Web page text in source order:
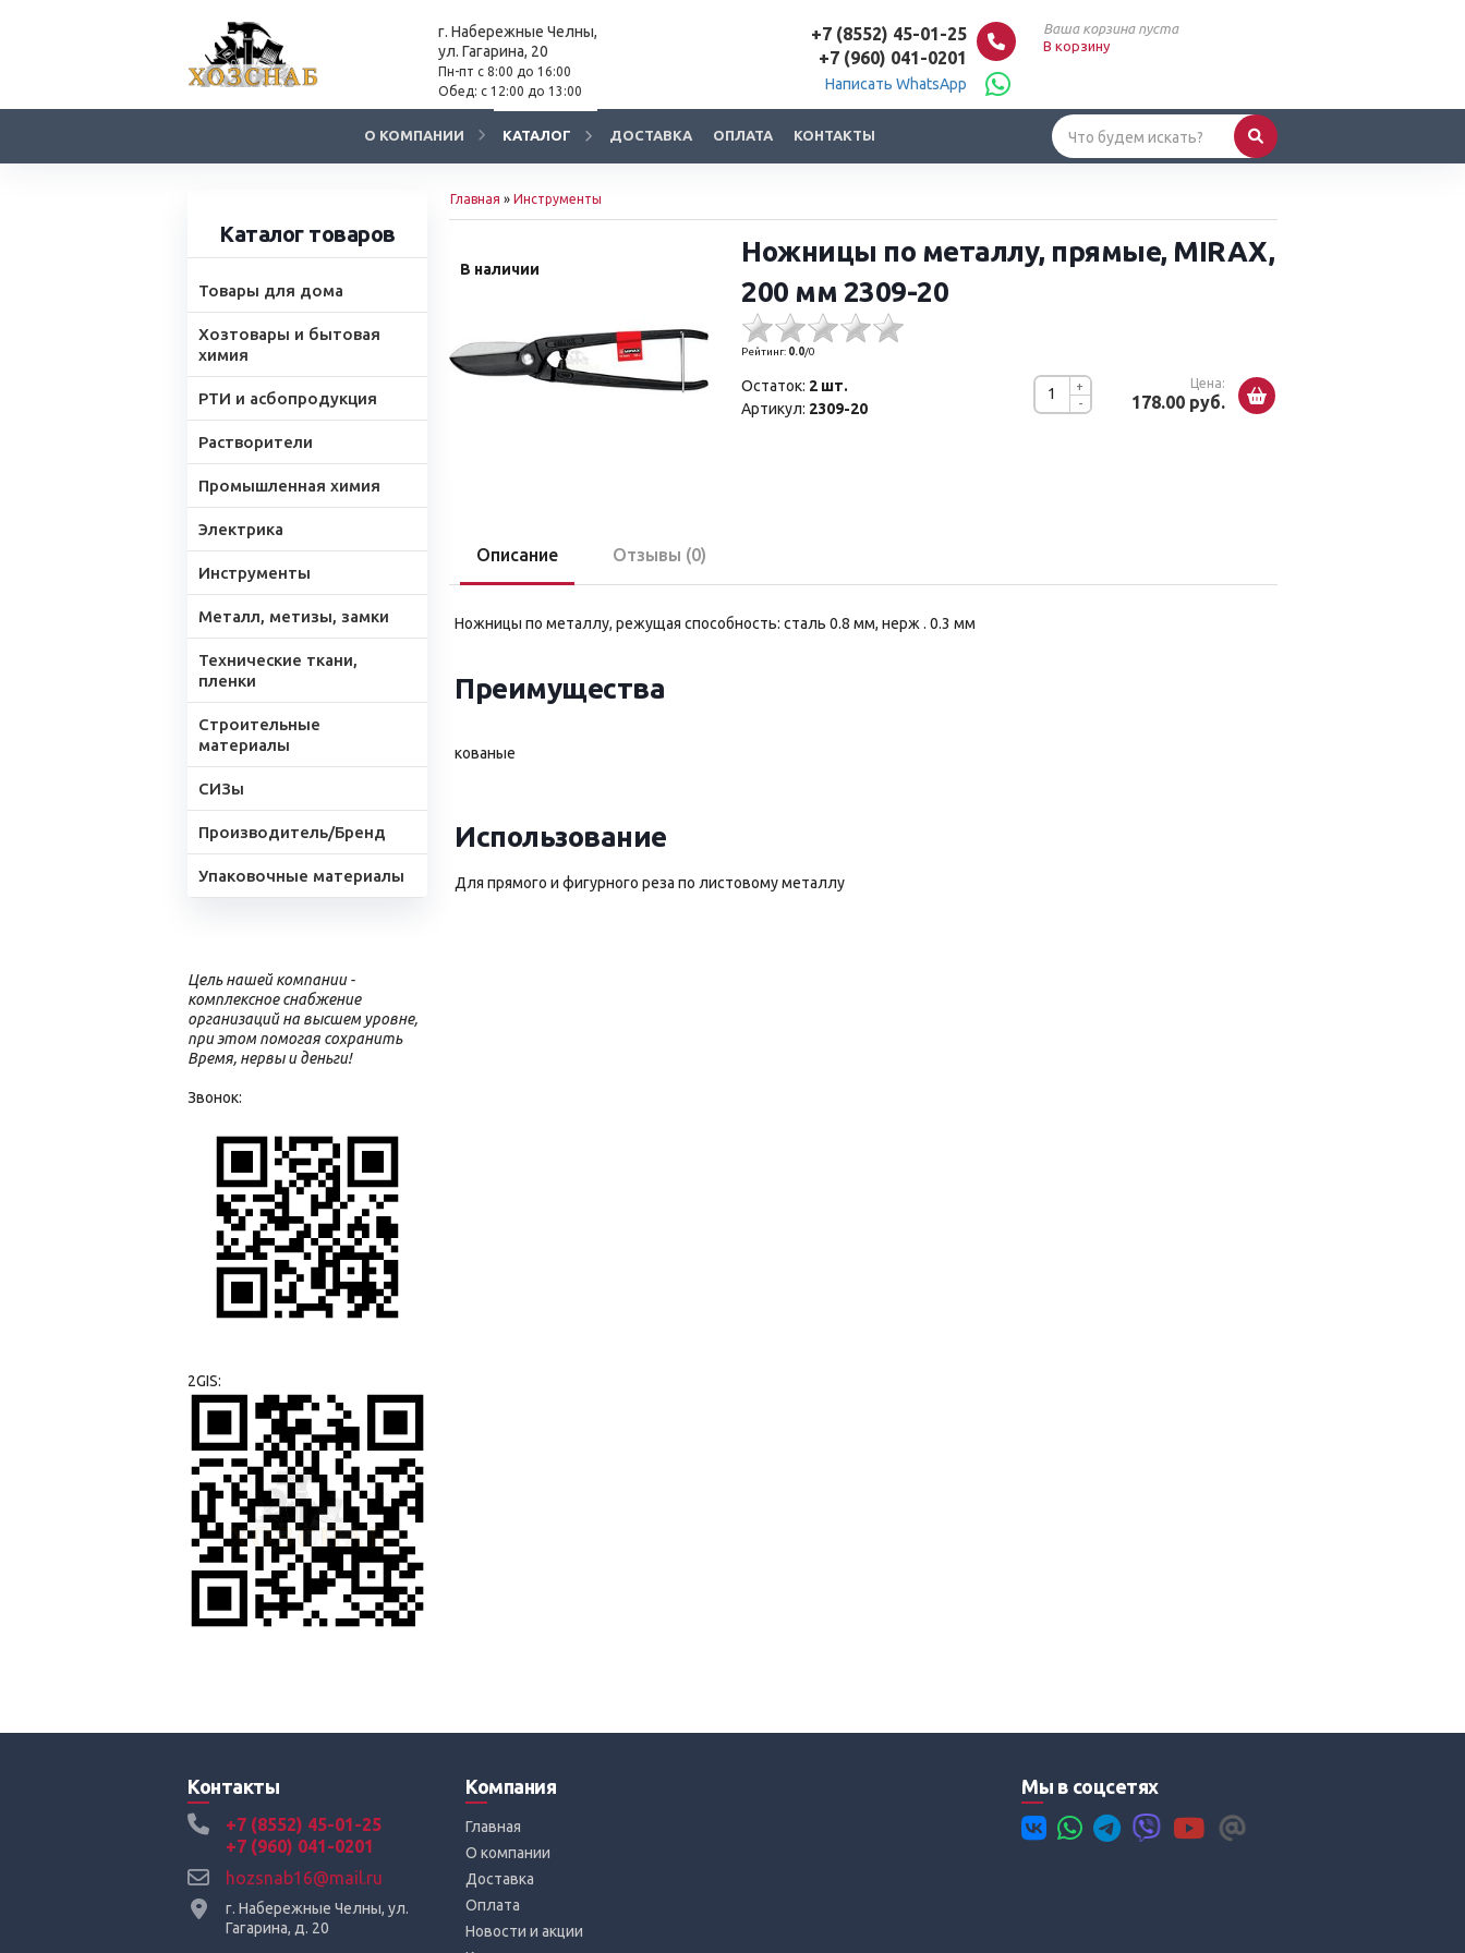
г. Набережные Челны,
ул. Гагарина, 20
Пн-пт с 8:00 до 16:00
Обед: с 12:00 до 13:00
+7 (8552) 45-01-25
+7 (960) 041-0201
Написать WhatsApp
Ваша корзина пуста
В корзину
О КОМПАНИИ КАТАЛОГ ДОСТАВКА ОПЛАТА КОНТАКТЫ
Каталог товаров
Товары для дома
Хозтовары и бытовая
химия
РТИ и асбопродукция
Растворители
Промышленная химия
Электрика
Инструменты
Металл, метизы, замки
Технические ткани,
пленки
Строительные
материалы
СИЗы
Производитель/Бренд
Упаковочные материалы
Цель нашей компании -
комплексное снабжение
организаций на высшем уровне,
при этом помогая сохранить
Время, нервы и деньги!
Звонок:
2GIS:
Главная » Инструменты
В наличии
Ножницы по металлу, прямые, MIRAX,
200 мм 2309-20
Рейтинг: 0.0/0
-
+ Цена:
178.00 руб.
Остаток: 2 шт.
Артикул: 2309-20
Описание Отзывы (0)
Ножницы по металлу, режущая способность: сталь 0.8 мм, нерж . 0.3 мм
Преимущества
кованые
Использование
Для прямого и фигурного реза по листовому металлу
Контакты
+7 (8552) 45-01-25
+7 (960) 041-0201
hozsnab16@mail.ru
г. Набережные Челны, ул.
Гагарина, д. 20
Компания
Главная
О компании
Доставка
Оплата
Новости и акции
Мы в соцсетях